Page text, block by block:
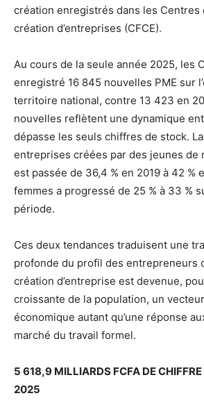
création enregistrés dans les Centres
création d’entreprises (CFCE).
Au cours de la seule année 2025, les
enregistré 16 845 nouvelles PME sur
territoire national, contre 13 423 en
nouvelles reflètent une dynamique
dépasse les seuls chiffres de stock.
entreprises créées par des jeunes de
est passée de 36,4 % en 2019 à 42 %
femmes a progressé de 25 % à 33 %
période.
Ces deux tendances traduisent une
profonde du profil des entrepreneurs
création d’entreprise est devenue,
croissante de la population, un
économique autant qu’une réponse
marché du travail formel.
5 618,9 MILLIARDS FCFA DE CHIFFRE
2025